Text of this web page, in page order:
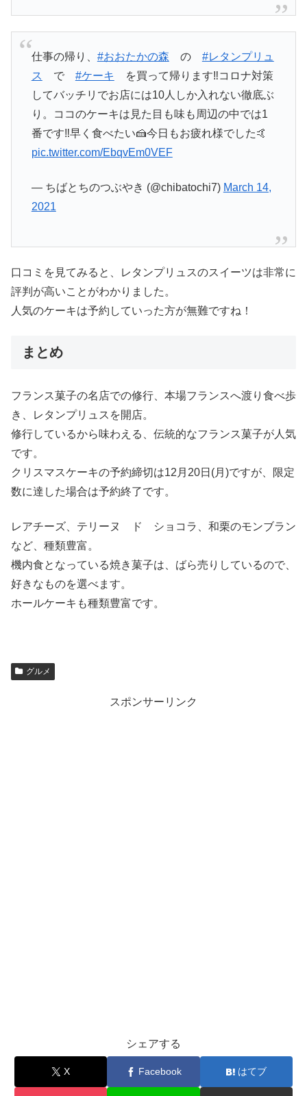
仕事の帰り、 #おおたかの森 の #レタンプリュ
ス
で #ケーキ
を買って帰ります‼️コロナ対策
してバッチリでお店には10人しか入れない徹底ぶ
り。ココのケーキは見た目も味も周辺の中では1
番です‼️早く食べたい🍰今日もお疲れ様でした🤙
pic.twitter.com/EbqvEm0VEF
— ちばとちのつぶやき (@chibatochi7) March 14,
2021
口コミを見てみると、レタンプリュスのスイーツは非常に
評判が高いことがわかりました。
人気のケーキは予約していった方が無難ですね！
まとめ
フランス菓子の名店での修行、本場フランスへ渡り食べ歩
き、レタンプリュスを開店。
修行しているから味わえる、伝統的なフランス菓子が人気
です。
クリスマスケーキの予約締切は12月20日(月)ですが、限定
数に達した場合は予約終了です。
レアチーズ、テリーヌ ド ショコラ、和栗のモンブラン
など、種類豊富。
機内食となっている焼き菓子は、ばら売りしているので、
好きなものを選べます。
ホールケーキも種類豊富です。
グルメ
スポンサーリンク
シェアする
X Facebook はてブ